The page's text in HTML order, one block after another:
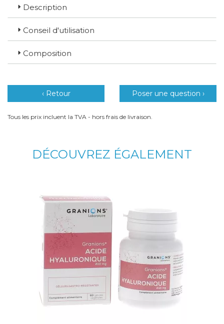
Description
Conseil d'utilisation
Composition
‹ Retour Poser une question ›
Tous les prix incluent la TVA - hors frais de livraison.
DÉCOUVREZ ÉGALEMENT